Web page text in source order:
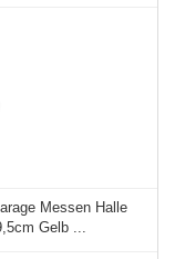
Messen Halle
Gelb ...